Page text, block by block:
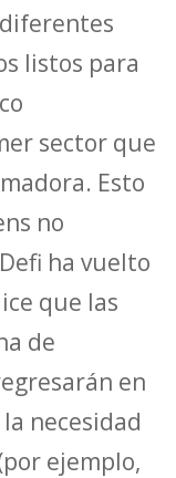
listos para
sector que
Esto
no
ha vuelto
que las
de
en
necesidad
ejemplo,